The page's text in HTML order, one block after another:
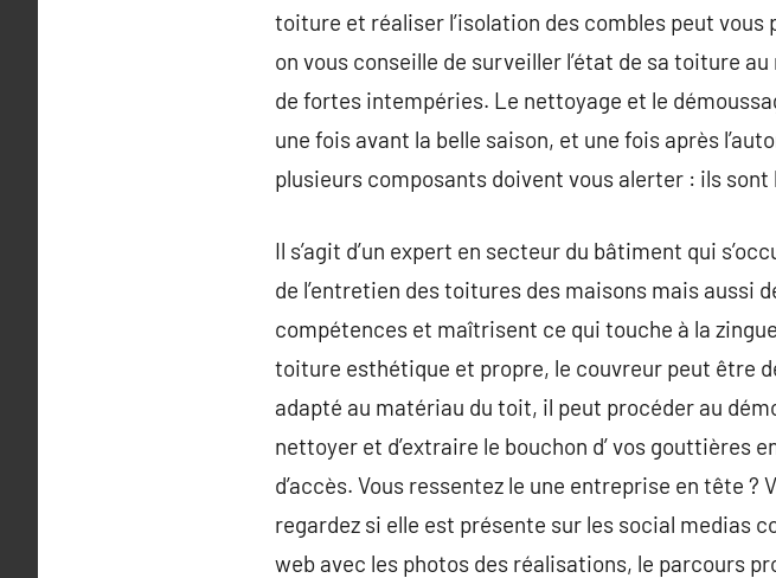
toiture et réaliser l’isolation des combles peut
on vous conseille de surveiller l’état de sa toiture
de fortes intempéries. Le nettoyage et le
une fois avant la belle saison, et une fois après
plusieurs composants doivent vous alerter : ils
Il s’agit d’un expert en secteur du bâtiment qui
de l’entretien des toitures des maisons mais
compétences et maîtrisent ce qui touche à la
toiture esthétique et propre, le couvreur peut être
adapté au matériau du toit, il peut procéder au
nettoyer et d’extraire le bouchon d’ vos gouttières
d’accès. Vous ressentez le une entreprise en tête
regardez si elle est présente sur les social medias
web avec les photos des réalisations, le parcours